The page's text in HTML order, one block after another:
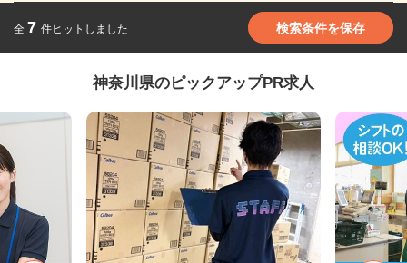
全 7 件ヒットしました 検索条件を保存
神奈川県のピックアップPR求人